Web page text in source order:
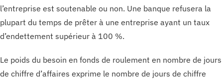
l’entreprise est soutenable ou non. Une banque refusera la
plupart du temps de prêter à une entreprise ayant un taux
d’endettement supérieur à 100 %.
Le poids du besoin en fonds de roulement en nombre de jours
de chiffre d’affaires exprime le nombre de jours de chiffre